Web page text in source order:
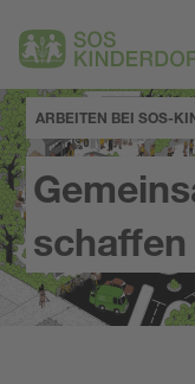
ARBEITEN BEI SOS-
schaffen